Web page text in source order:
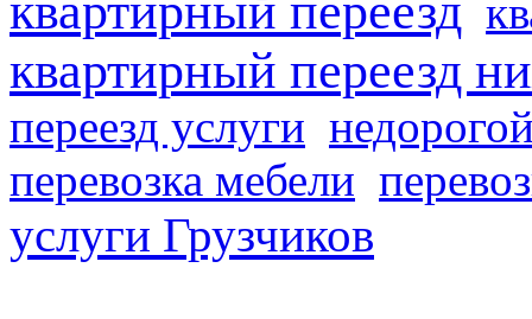
квартирный переезд
переезд услуги
перевозка мебели
услуги Грузчиков